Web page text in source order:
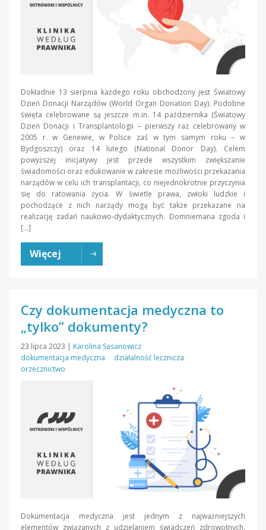
Dokładnie 13 sierpnia każdego roku obchodzony jest Światowy
Dzień Donacji Narządów (World Organ Donation Day). Podobne
święta celebrowane są jeszcze m.in. 14 października (Światowy
Dzień Donacji i Transplantologii – pierwszy raz celebrowany w
2005 r. w Genewie, w Polsce zaś w tym samym roku – w
Bydgoszczy) oraz 14 lutego (National Donor Day). Celem
powyższej inicjatywy jest przede wszystkim zwiększanie
świadomości oraz edukowanie w zakresie możliwości przekazania
narządów w celu ich transplantacji, co niejednokrotnie przyczynia
się do ratowania życia. W świetle prawa, zwłoki ludzkie i
pochodzące z nich narządy mogą być także przekazane na
realizację zadań naukowo-dydaktycznych. Domniemana zgoda i
[…]
Więcej
Czy dokumentacja medyczna to
„tylko” dokumenty?
23 lipca 2023 | Karolina Sasanowicz
dokumentacja medyczna
działalność lecznicza
orzecznictwo
Dokumentacja medyczna jest jednym z najważniejszych
elementów związanych z udzielaniem świadczeń zdrowotnych.